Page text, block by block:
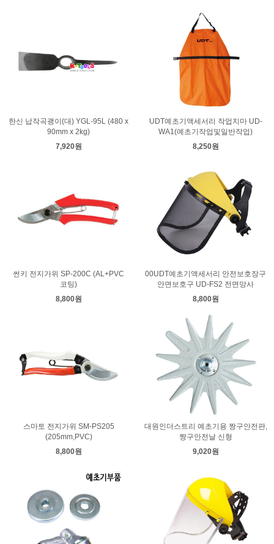
한신 납작곡괭이(대) YGL-95L (480 x
90mm x 2kg)
7,920원
UDT예초기액세서리 작업치마 UD-
WA1(예초기작업및일반작업)
8,250원
썬키 전지가위 SP-200C (AL+PVC
코팅)
8,800원
00UDT예초기액세서리 안전보호장구
안면보호구 UD-FS2 전면망사
8,800원
스마토 전지가위 SM-PS205
(205mm,PVC)
8,800원
대원인더스트리 예초기용 짱구안전판,
짱구안전날 신형
9,020원